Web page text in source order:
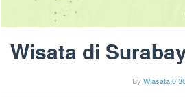
Wisata di
By Wiasata 0